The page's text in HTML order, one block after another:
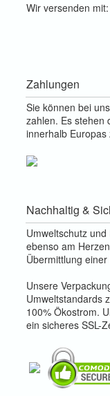
Wir versenden mit:
Zahlungen
Sie können bei
zahlen. Es stehen
innerhalb
Nachhaltig &
Umweltschutz
ebenso am
Übermittlung
Unsere
Umweltstandards
100% Ökostrom.
ein sicheres SSL-